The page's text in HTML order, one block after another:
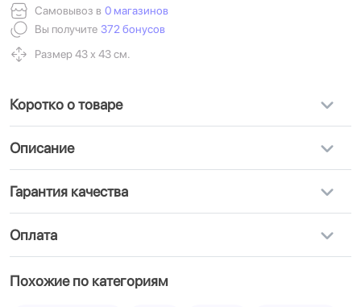
Самовывоз в 0 магазинов
Вы получите 372 бонусов
Размер 43 х 43 см.
Коротко о товаре
Описание
Гарантия качества
Оплата
Похожие по категориям